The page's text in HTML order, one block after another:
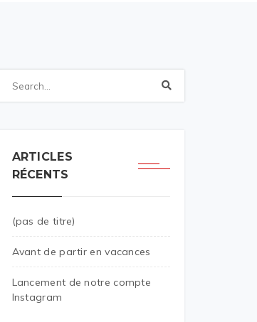
ARTICLES
RÉCENTS
(pas de titre)
Avant de partir en vacances
Lancement de notre compte
Instagram